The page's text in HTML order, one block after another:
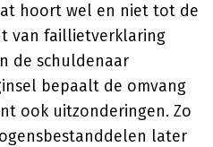
hoort wel en niet tot de
van faillietverklaring
de schuldenaar
bepaalt de omvang
ook uitzonderingen. Zo
later